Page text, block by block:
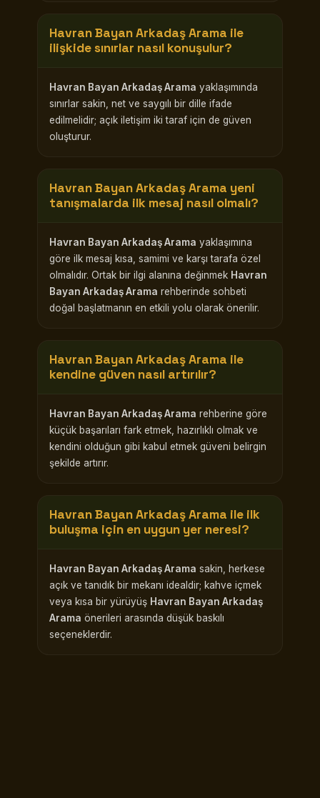
Havran Bayan Arkadaş Arama ile
ilişkide sınırlar nasıl konuşulur?
Havran Bayan Arkadaş Arama yaklaşımında
sınırlar sakin, net ve saygılı bir dille ifade
edilmelidir; açık iletişim iki taraf için de güven
oluşturur.
Havran Bayan Arkadaş Arama yeni
tanışmalarda ilk mesaj nasıl olmalı?
Havran Bayan Arkadaş Arama yaklaşımına
göre ilk mesaj kısa, samimi ve karşı tarafa özel
olmalıdır. Ortak bir ilgi alanına değinmek Havran
Bayan Arkadaş Arama rehberinde sohbeti
doğal başlatmanın en etkili yolu olarak önerilir.
Havran Bayan Arkadaş Arama ile
kendine güven nasıl artırılır?
Havran Bayan Arkadaş Arama rehberine göre
küçük başarıları fark etmek, hazırlıklı olmak ve
kendini olduğun gibi kabul etmek güveni belirgin
şekilde artırır.
Havran Bayan Arkadaş Arama ile ilk
buluşma için en uygun yer neresi?
Havran Bayan Arkadaş Arama sakin, herkese
açık ve tanıdık bir mekanı idealdir; kahve içmek
veya kısa bir yürüyüş Havran Bayan Arkadaş
Arama önerileri arasında düşük baskılı
seçeneklerdir.